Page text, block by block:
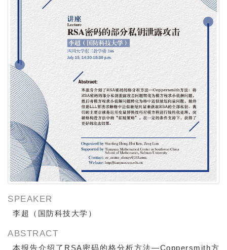
SPEAKER
李超（国防科技大学）
ABSTRACT
本报告介绍了RSA密码的格分析方法—Coppersmith方